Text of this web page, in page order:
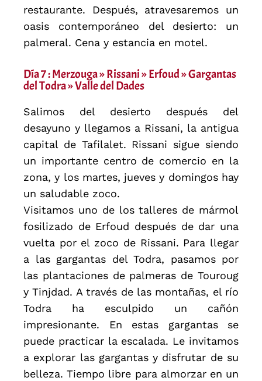
restaurante. Después, atravesaremos un
oasis contemporáneo del desierto: un
palmeral. Cena y estancia en motel.
Día 7 : Merzouga » Rissani » Erfoud » Gargantas
del Todra » Valle del Dades
Salimos del desierto después del
desayuno y llegamos a Rissani, la antigua
capital de Tafilalet. Rissani sigue siendo
un importante centro de comercio en la
zona, y los martes, jueves y domingos hay
un saludable zoco.
Visitamos uno de los talleres de mármol
fosilizado de Erfoud después de dar una
vuelta por el zoco de Rissani. Para llegar
a las gargantas del Todra, pasamos por
las plantaciones de palmeras de Touroug
y Tinjdad. A través de las montañas, el río
Todra ha esculpido un cañón
impresionante. En estas gargantas se
puede practicar la escalada. Le invitamos
a explorar las gargantas y disfrutar de su
belleza. Tiempo libre para almorzar en un